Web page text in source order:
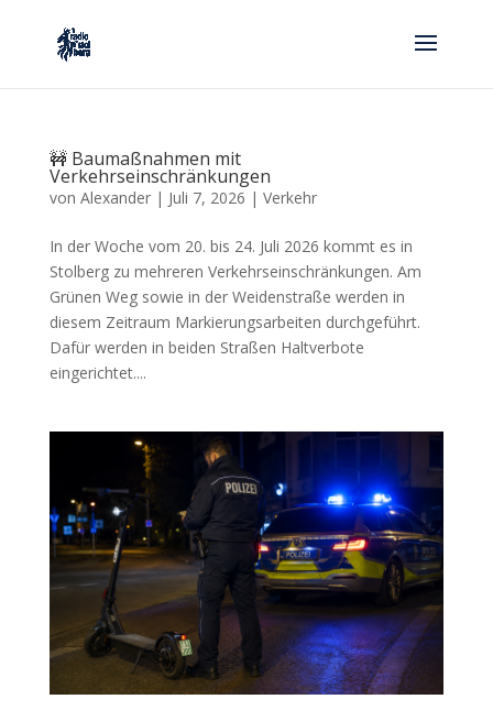
🚧 Baumaßnahmen mit
Verkehrseinschränkungen
von Alexander| Juli 7, 2026 | Verkehr
In der Woche vom 20. bis 24. Juli 2026 kommt es in
Stolberg zu mehreren Verkehrseinschränkungen. Am
Grünen Weg sowie in der Weidenstraße werden in
diesem Zeitraum Markierungsarbeiten durchgeführt.
Dafür werden in beiden Straßen Haltverbote
eingerichtet....